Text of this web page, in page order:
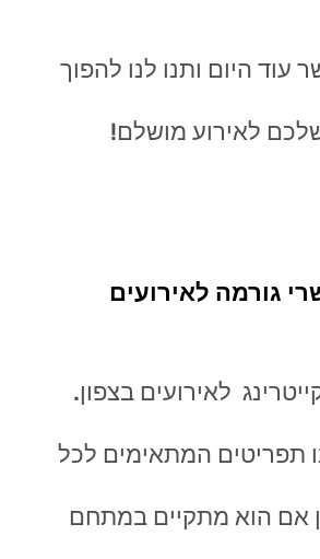
עוד היום ותנו לנו להפוך
לאירוע מושלם!
גורמה לאירועים
לאירועים בצפון.
תפריטים המתאימים לכל
אם הוא מתקיים במתחם